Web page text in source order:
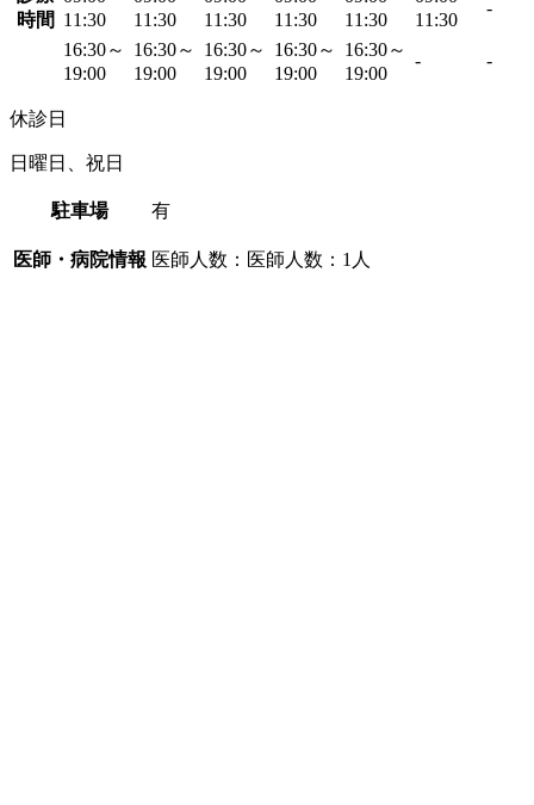
時間 11:30
11:30
11:30
11:30
11:30
11:30
-
16:30～
19:00
16:30～
19:00
16:30～
19:00
16:30～
19:00
16:30～
19:00
- -
休診日
日曜日、祝日
駐車場 有
医師・病院情報 医師人数：医師人数：1人